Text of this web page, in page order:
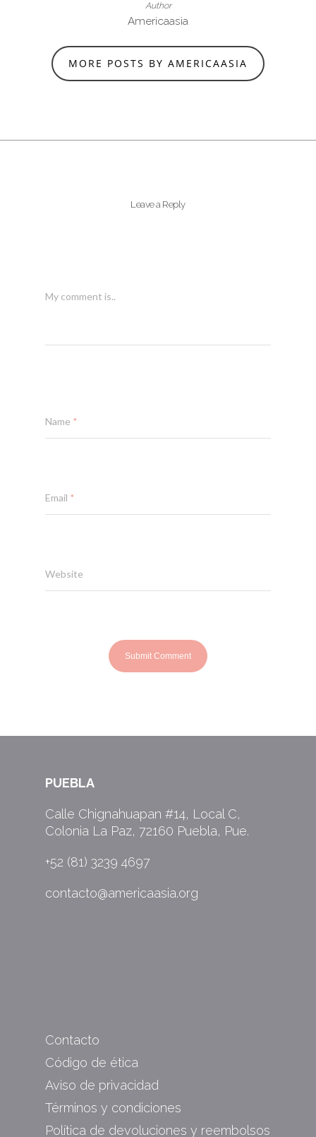
Author
Americaasia
MORE POSTS BY AMERICAASIA
Leave a Reply
My comment is..
Name *
Email *
Website
PUEBLA
Calle Chignahuapan #14, Local C,
Colonia La Paz, 72160 Puebla, Pue.
+52 (81) 3239 4697
contacto@americaasia.org
Contacto
Código de ética
Aviso de privacidad
Términos y condiciones
Política de devoluciones y reembolsos